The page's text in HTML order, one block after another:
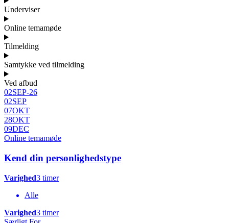
Underviser
Online temamøde
Tilmelding
Samtykke ved tilmelding
Ved afbud
02SEP-26
02SEP
07OKT
28OKT
09DEC
Online temamøde
Kend din personlighedstype
Varighed3 timer
Alle
Varighed3 timer